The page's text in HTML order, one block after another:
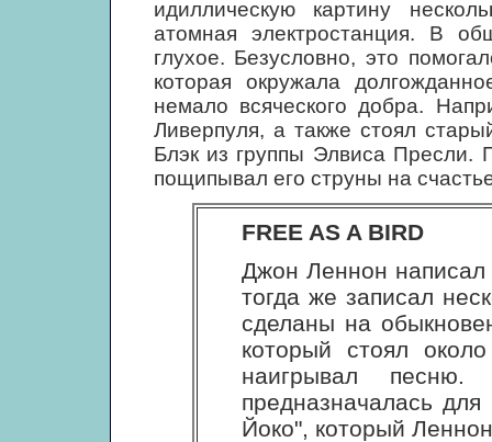
идиллическую картину
атомная электростанция. В
глухое. Безусловно, это
которая окружала
немало всяческого добра.
Ливерпуля, а также стоял
Блэк из группы Элвиса Пресли.
пощипывал его струны на
FREE AS A BIRD
Джон Леннон написал
тогда же записал
сделаны на
который стоял
наигрывал
предназначалась
Йоко", который